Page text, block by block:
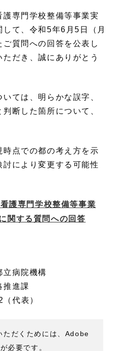
護専門学校整備等事業実
て、令和5年6月5日（月
質問への回答を公表し
だき、誠にありがとう
ては、明らかな誤字、
断した箇所について、
時点での都の考え方を示
により変更する可能性
護専門学校整備等事業
関する質問への回答
立病院機構
推進課
代表）
ただくためには、Adobe
必要です。